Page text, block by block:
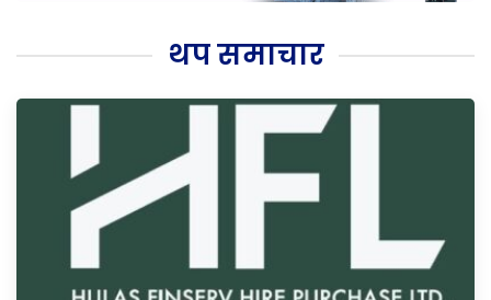
थप समाचार